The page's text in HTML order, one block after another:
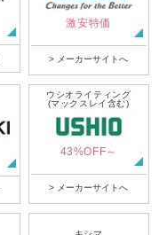
激安特価
> メーカーサイトへ
ウシオライティング
(マックスレイ含む)
43%OFF～
> メーカーサイトへ